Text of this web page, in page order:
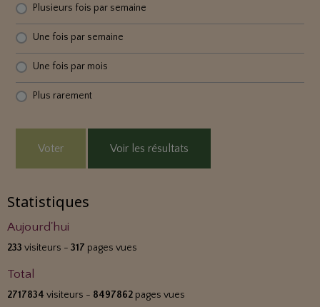
Plusieurs fois par semaine
Une fois par semaine
Une fois par mois
Plus rarement
Voter Voir les résultats
Statistiques
Aujourd'hui
233 visiteurs - 317 pages vues
Total
2717834 visiteurs - 8497862 pages vues